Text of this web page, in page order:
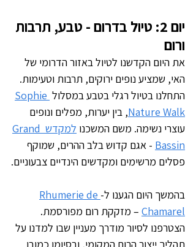
יום 2: טיול בדרום - טבע, תרבות
ורום
את היום הקדשנו לטיול באזור הדרומי של
האי, שמציע נופים ירוקים, תרבות וטעימות.
התחלנו בטיול רגלי בטבע במסלול Sophie
Nature Walk, בין יערות, מפלים ונופים
עוצרי נשימה. משם המשכנו
למקדש Grand
Bassin - אגם קדוש בלב ההרים, שמוקף
פסלים מרשימים ומקדשים הינדיים צבעוניים.
בהמשך היום הגענו ל- Rhumerie de
Chamarel – מזקקת רום מפורסמת.
הצטרפנו לסיור מודרך מעניין שבו למדנו על